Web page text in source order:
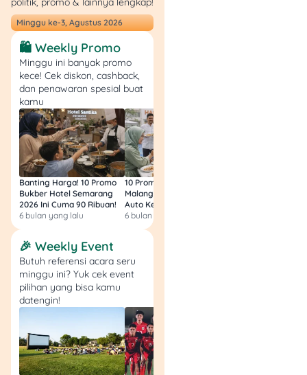
1. Catat Lokasi & Waktu
Kejadian
Begitu kartu tertelan,
langsung catat lokasi ATM,
nama bank, jam kejadian,
dan kalau sempat foto
kondisi mesin ATM. Ini akan
sangat membantu saat
kamu lapor ke pihak bank.
2. Hubungi Call Center
Resmi Bank
Langkah berikutnya,
langsung teleponcall
centerbank kamu untuk
minta kartu diblokir agar
saldo aman. Cara ini juga
bankingdengan lebih
cepat.
Minggu ke-3, Agustus 2026
🛍️ Weekly Promo
Minggu ini banyak promo
kece! Cek diskon, cashback,
dan penawaran spesial buat
kamu
Banting Harga! 10 Promo
Bukber Hotel Semarang
2026 Ini Cuma 90 Ribuan!
6 bulan yang lalu
10 Promo Bukber Hotel
Malang 2026: Start 75rb,
Auto Kenyang!
6 bulan yang lalu
🎉 Weekly Event
Butuh referensi acara seru
minggu ini? Yuk cek event
pilihan yang bisa kamu
datengin!